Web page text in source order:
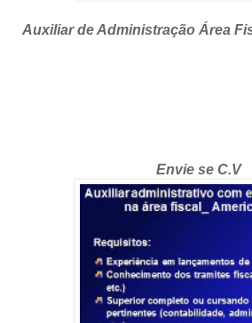
Auxiliar de Administração Área
Envie se C.V